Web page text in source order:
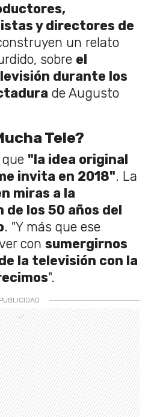
y directores de
un relato
sobre el
durante los
de Augusto
Tele?
"la idea original
invita en 2018". La
miras a la
de los 50 años del
. "Y más que ese
con sumergirnos
la televisión con la
".